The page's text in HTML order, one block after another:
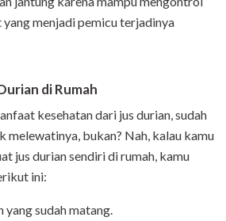
menjadi pemicu terjadinya
di Rumah
kesehatan dari jus durian, sudah
melewatinya, bukan? Nah, kalau kamu
jus durian sendiri di rumah, kamu
ini:
yang sudah matang.